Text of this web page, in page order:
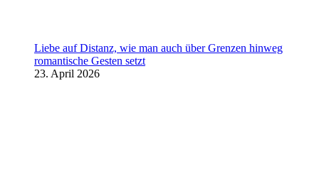
Liebe auf Distanz, wie man auch über Grenzen hinweg
romantische Gesten setzt
23. April 2026